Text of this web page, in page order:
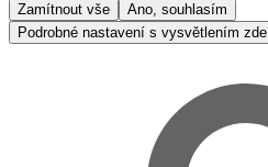
Zamítnout vše
Ano, souhlasím
Podrobné nastavení s vysvětlením zde